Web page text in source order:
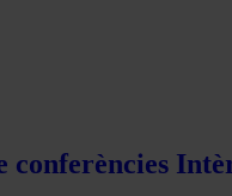
conferències